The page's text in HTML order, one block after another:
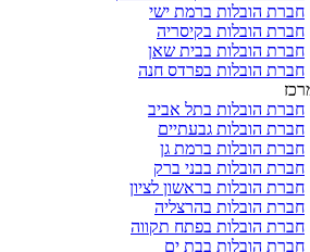
חברת הובלות ברמת ישי
חברת הובלות בקיסריה
חברת הובלות בבית שאן
חברת הובלות בפרדס חנה
חברת הובלות בתל אביב
חברת הובלות גבעתיים
חברת הובלות ברמת גן
חברת הובלות בבני ברק
חברת הובלות בראשון לציון
חברת הובלות בהרצליה
חברת הובלות בפתח תקווה
חברת הובלות בבת ים